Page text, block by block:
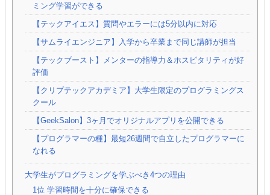
ミング学習ができる
【テックアイエス】質問やエラーには5分以内に対応
【サムライエンジニア】入学から卒業まで同じ講師が担当
【テックブースト】メンターの指導力＆ホスピタリティが好
評価
【クリプテックアカデミア】大学生限定のプログラミングス
クール
【GeekSalon】3ヶ月でオリジナルアプリを公開できる
【プログラマーの種】最短26週間で自立したプログラマーに
なれる
大学生がプログラミングを学ぶべき4つの理由
1位 学習時間を十分に確保できる